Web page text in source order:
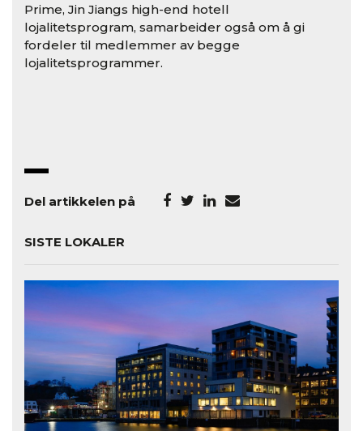
Prime, Jin Jiangs high-end hotell
lojalitetsprogram, samarbeider også om å gi
fordeler til medlemmer av begge
lojalitetsprogrammer.
Del artikkelen på
SISTE LOKALER